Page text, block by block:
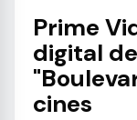
Prime
digital
cines